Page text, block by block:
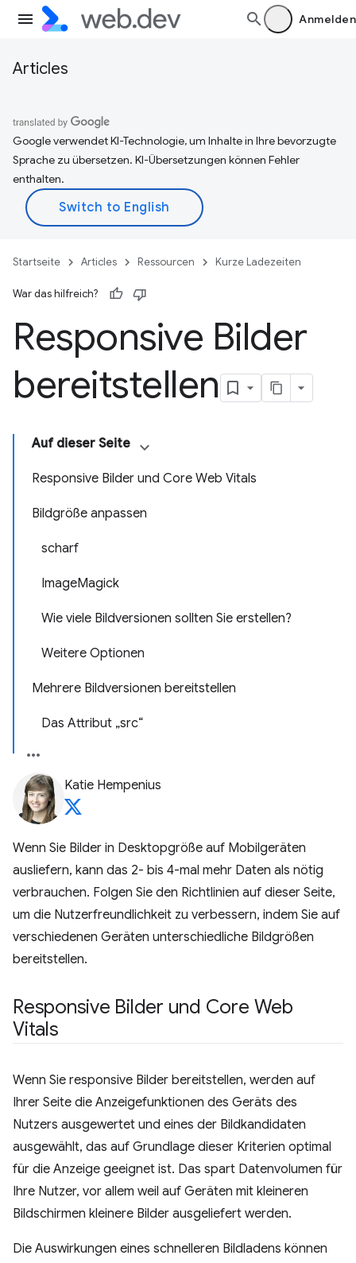
Anmelden
Articles
Google verwendet KI-Technologie, um Inhalte in Ihre bevorzugte
Sprache zu übersetzen. KI-Übersetzungen können Fehler
enthalten.
Startseite Articles Ressourcen Kurze Ladezeiten
War das hilfreich?
Responsive Bilder
bereitstellen
Auf dieser Seite
Responsive Bilder und Core Web Vitals
Bildgröße anpassen
scharf
ImageMagick
Wie viele Bildversionen sollten Sie erstellen?
Weitere Optionen
Mehrere Bildversionen bereitstellen
Das Attribut „src“
Katie Hempenius
Wenn Sie Bilder in Desktopgröße auf Mobilgeräten
ausliefern, kann das 2- bis 4-mal mehr Daten als nötig
verbrauchen. Folgen Sie den Richtlinien auf dieser Seite,
um die Nutzerfreundlichkeit zu verbessern, indem Sie auf
verschiedenen Geräten unterschiedliche Bildgrößen
bereitstellen.
Responsive Bilder und Core Web
Vitals
Wenn Sie responsive Bilder bereitstellen, werden auf
Ihrer Seite die Anzeigefunktionen des Geräts des
Nutzers ausgewertet und eines der Bildkandidaten
ausgewählt, das auf Grundlage dieser Kriterien optimal
für die Anzeige geeignet ist. Das spart Datenvolumen für
Ihre Nutzer, vor allem weil auf Geräten mit kleineren
Bildschirmen kleinere Bilder ausgeliefert werden.
Die Auswirkungen eines schnelleren Bildladens können